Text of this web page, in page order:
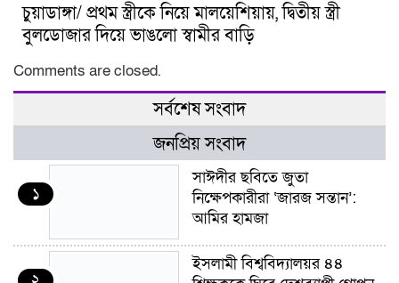
চুয়াডাঙ্গা/ প্রথম স্ত্রীকে নিয়ে মালয়েশিয়ায়, দ্বিতীয় স্ত্রী
বুলডোজার দিয়ে ভাঙলো স্বামীর বাড়ি
Comments are closed.
সর্বশেষ সংবাদ
জনপ্রিয় সংবাদ
১
সাঈদীর ছবিতে জুতা
নিক্ষেপকারীরা ‘জারজ সন্তান’:
আমির হামজা
ইসলামী বিশ্ববিদ্যালয়র ৪৪